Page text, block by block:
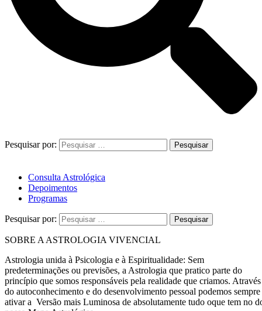
Pesquisar por:
Consulta Astrológica
Depoimentos
Programas
Pesquisar por:
SOBRE A ASTROLOGIA VIVENCIAL
Astrologia unida à Psicologia e à Espiritualidade: Sem
predeterminações ou previsões, a Astrologia que pratico parte do
princípio que somos responsáveis pela realidade que criamos. Através
do autoconhecimento e do desenvolvimento pessoal podemos sempre
ativar a Versão mais Luminosa de absolutamente tudo oque tem no